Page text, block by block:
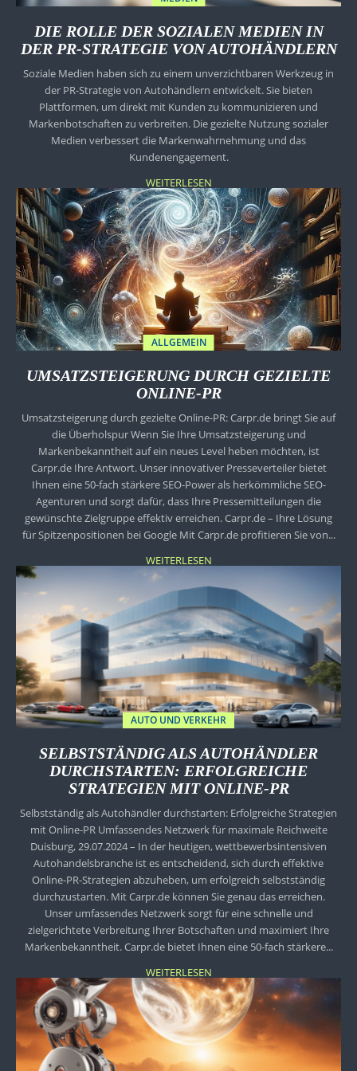
DIE ROLLE DER SOZIALEN MEDIEN IN
DER PR-STRATEGIE VON AUTOHÄNDLERN
Soziale Medien haben sich zu einem unverzichtbaren Werkzeug in
der PR-Strategie von Autohändlern entwickelt. Sie bieten
Plattformen, um direkt mit Kunden zu kommunizieren und
Markenbotschaften zu verbreiten. Die gezielte Nutzung sozialer
Medien verbessert die Markenwahrnehmung und das
Kundenengagement.
WEITERLESEN
ALLGEMEIN
UMSATZSTEIGERUNG DURCH GEZIELTE
ONLINE-PR
Umsatzsteigerung durch gezielte Online-PR: Carpr.de bringt Sie auf
die Überholspur Wenn Sie Ihre Umsatzsteigerung und
Markenbekanntheit auf ein neues Level heben möchten, ist
Carpr.de Ihre Antwort. Unser innovativer Presseverteiler bietet
Ihnen eine 50-fach stärkere SEO-Power als herkömmliche SEO-
Agenturen und sorgt dafür, dass Ihre Pressemitteilungen die
gewünschte Zielgruppe effektiv erreichen. Carpr.de – Ihre Lösung
für Spitzenpositionen bei Google Mit Carpr.de profitieren Sie von...
WEITERLESEN
AUTO UND VERKEHR
SELBSTSTÄNDIG ALS AUTOHÄNDLER
DURCHSTARTEN: ERFOLGREICHE
STRATEGIEN MIT ONLINE-PR
Selbstständig als Autohändler durchstarten: Erfolgreiche Strategien
mit Online-PR Umfassendes Netzwerk für maximale Reichweite
Duisburg, 29.07.2024 – In der heutigen, wettbewerbsintensiven
Autohandelsbranche ist es entscheidend, sich durch effektive
Online-PR-Strategien abzuheben, um erfolgreich selbstständig
durchzustarten. Mit Carpr.de können Sie genau das erreichen.
Unser umfassendes Netzwerk sorgt für eine schnelle und
zielgerichtete Verbreitung Ihrer Botschaften und maximiert Ihre
Markenbekanntheit. Carpr.de bietet Ihnen eine 50-fach stärkere...
WEITERLESEN